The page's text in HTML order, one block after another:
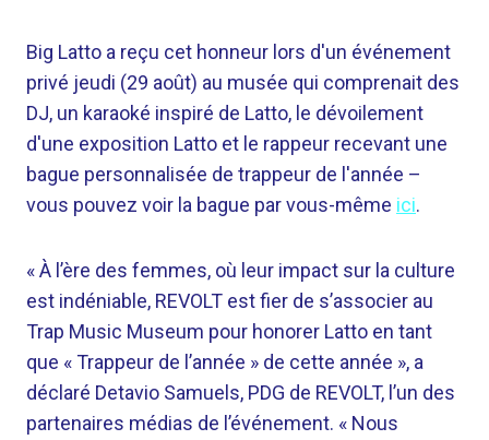
Big Latto a reçu cet honneur lors d'un événement
privé jeudi (29 août) au musée qui comprenait des
DJ, un karaoké inspiré de Latto, le dévoilement
d'une exposition Latto et le rappeur recevant une
bague personnalisée de trappeur de l'année –
vous pouvez voir la bague par vous-même ici.
« À l’ère des femmes, où leur impact sur la culture
est indéniable, REVOLT est fier de s’associer au
Trap Music Museum pour honorer Latto en tant
que « Trappeur de l’année » de cette année », a
déclaré Detavio Samuels, PDG de REVOLT, l’un des
partenaires médias de l’événement. « Nous